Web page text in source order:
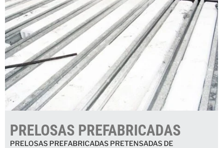
PRELOSAS PREFABRICADAS
PRELOSAS PREFABRICADAS PRETENSADAS DE